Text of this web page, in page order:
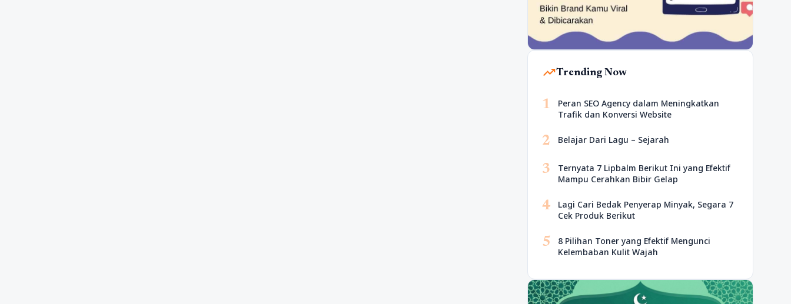
trending_upTrending Now
1
Peran SEO Agency dalam Meningkatkan
Trafik dan Konversi Website
2 Belajar Dari Lagu – Sejarah
3
Ternyata 7 Lipbalm Berikut Ini yang Efektif
Mampu Cerahkan Bibir Gelap
4
Lagi Cari Bedak Penyerap Minyak, Segara 7
Cek Produk Berikut
5
8 Pilihan Toner yang Efektif Mengunci
Kelembaban Kulit Wajah